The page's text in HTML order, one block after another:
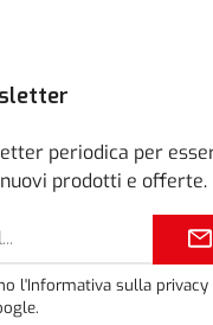
periodica per
prodotti e offerte.
l'Informativa sulla privacy